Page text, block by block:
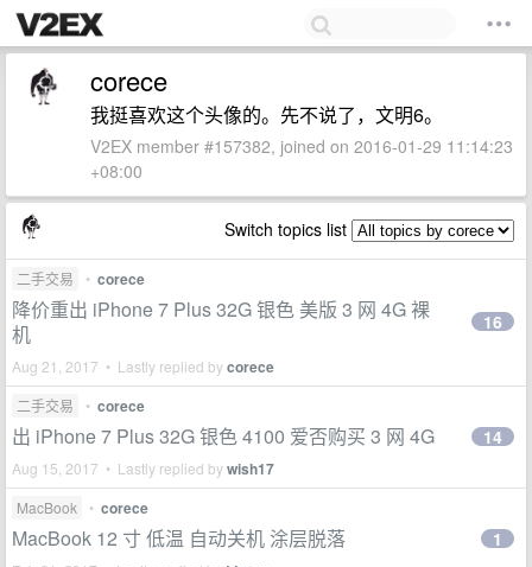
corece
我挺喜欢这个头像的。先不说了，文明6。
V2EX member #157382, joined on 2016-01-29 11:14:23
+08:00
Switch topics list
二手交易 • corece
降价重出 iPhone 7 Plus 32G 银色 美版 3 网 4G 裸
机
Aug 21, 2017 • Lastly replied bycorece
16
二手交易 • corece
出 iPhone 7 Plus 32G 银色 4100 爱否购买 3 网 4G
Aug 15, 2017 • Lastly replied bywish17
14
MacBook • corece
MacBook 12 寸 低温 自动关机 涂层脱落 1